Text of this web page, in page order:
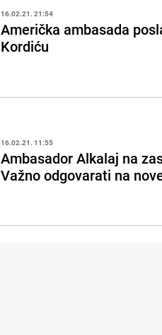
16.02.21. 21:54
Američka ambasada
Kordiću
16.02.21. 11:55
Ambasador Alkalaj na
Važno odgovarati na